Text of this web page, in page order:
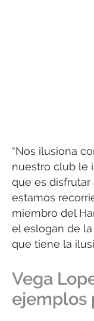
“Nos ilusiona
nuestro club le
que es
estamos
miembro del
el eslogan de
que tiene la
Vega
ejemplos